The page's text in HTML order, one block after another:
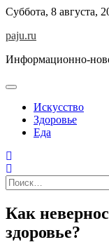
Skip
content
Суббота, 8 августа,
paju.ru
Информационно-
Искусство
Здоровье
Еда
Найти:
Как
здоровье?